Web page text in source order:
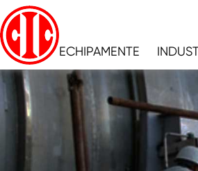
ECHIPAMENTE